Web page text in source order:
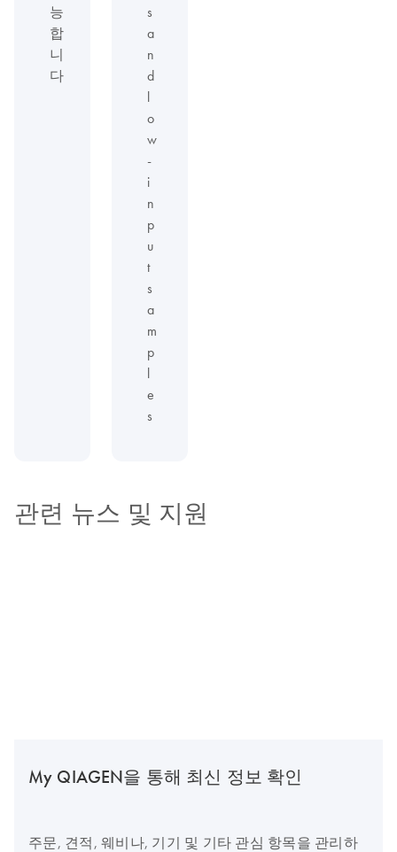
능
합
니
다
s
a
n
d
l
o
w
-
i
n
p
u
t
s
a
m
p
l
e
s
관련 뉴스 및 지원
My QIAGEN을 통해 최신 정보 확인
주문, 견적, 웨비나, 기기 및 기타 관심 항목을 관리하